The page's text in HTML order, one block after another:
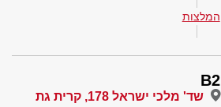
המלצות
B2
שד' מלכי ישראל 178, קרית גת